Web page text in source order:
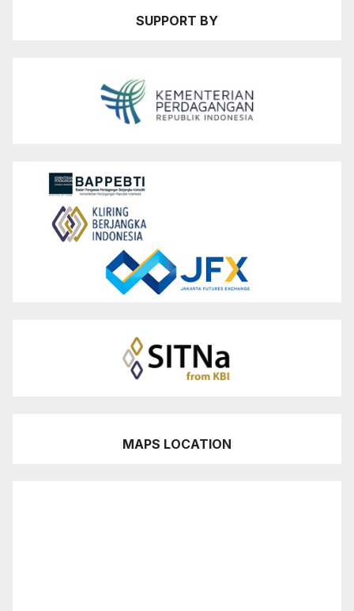
SUPPORT BY
MAPS LOCATION